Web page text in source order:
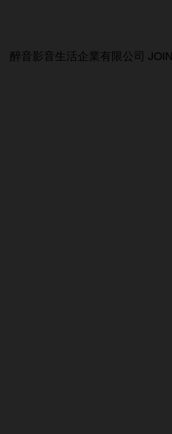
醉音影音生活企業有限公司